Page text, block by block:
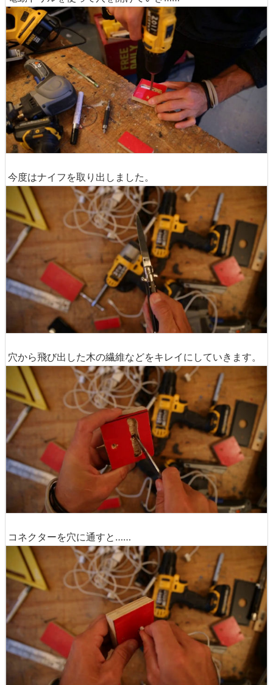
今度はナイフを取り出しました。
穴から飛び出した木の繊維などをキレイにしていきます。
コネクターを穴に通すと……